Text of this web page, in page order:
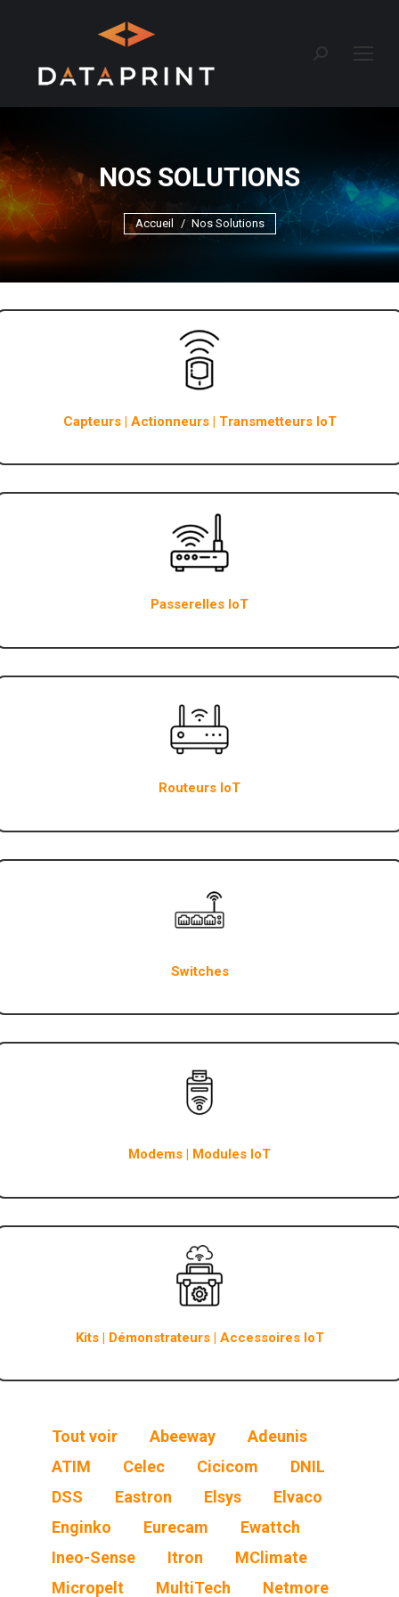
Recherche
NOS SOLUTIONS
Vous êtes ici :
Accueil Nos Solutions
Capteurs | Actionneurs | Transmetteurs IoT
Passerelles IoT
Routeurs IoT
Switches
Modems | Modules IoT
Kits | Démonstrateurs | Accessoires IoT
Tout voir Abeeway
Adeunis
ATIM
Celec Cicicom
DNIL
DSS
Eastron Elsys
Elvaco
Enginko
Eurecam
Ewattch
Ineo-Sense
Itron
MClimate
Micropelt
MultiTech Netmore